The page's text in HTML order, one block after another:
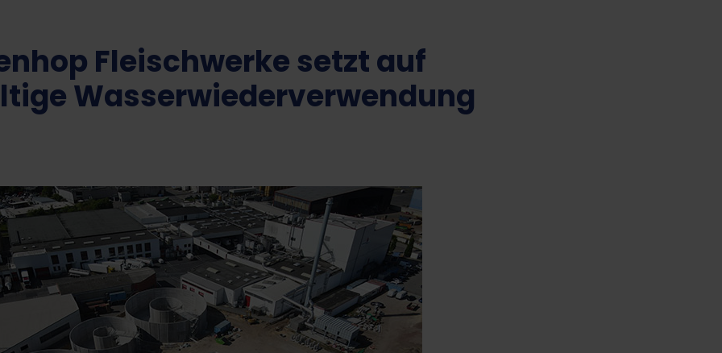
Fleischwerke setzt auf
Wasserwiederverwendung